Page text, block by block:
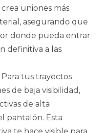
uniones más
asegurando que
donde pueda entrar
definitiva a las
Para tus trayectos
de baja visibilidad,
de alta
pantalón. Esta